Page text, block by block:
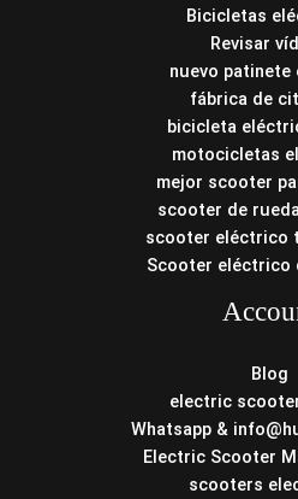
Bicicletas
Revisar
nuevo
fábrica de
bicicleta
motocicletas
mejor scooter
scooter de
scooter eléctrico
Scooter eléctrico
Blog
electric
Whatsapp &
Electric Scooter
scooters